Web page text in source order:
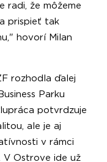
radi, že môžeme
prispieť tak
hovorí Milan
rozhodla ďalej
Parku
potvrdzuje
ale je aj
v rámci
V Ostrove ide už